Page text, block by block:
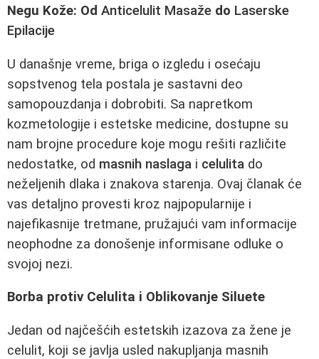
Negu Kože: Od Anticelulit Masaže do Laserske
Epilacije
U današnje vreme, briga o izgledu i osećaju
sopstvenog tela postala je sastavni deo
samopouzdanja i dobrobiti. Sa napretkom
kozmetologije i estetske medicine, dostupne su
nam brojne procedure koje mogu rešiti različite
nedostatke, od masnih naslaga i celulita do
neželjenih dlaka i znakova starenja. Ovaj članak će
vas detaljno provesti kroz najpopularnije i
najefikasnije tretmane, pružajući vam informacije
neophodne za donošenje informisane odluke o
svojoj nezi.
Borba protiv Celulita i Oblikovanje Siluete
Jedan od najčešćih estetskih izazova za žene je
celulit, koji se javlja usled nakupljanja masnih